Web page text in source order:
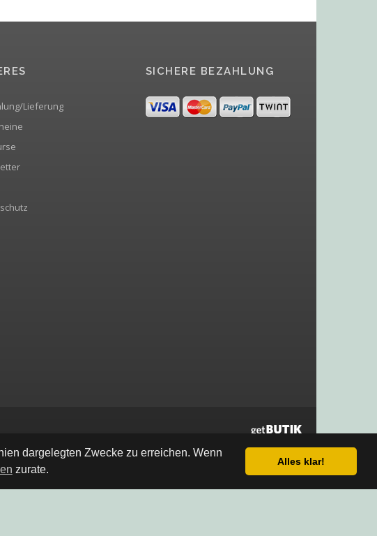
dargelegten Zwecke zu erreichen. Wenn
zurate.
Alles klar!
Lieferung
SICHERE BEZAHLUNG